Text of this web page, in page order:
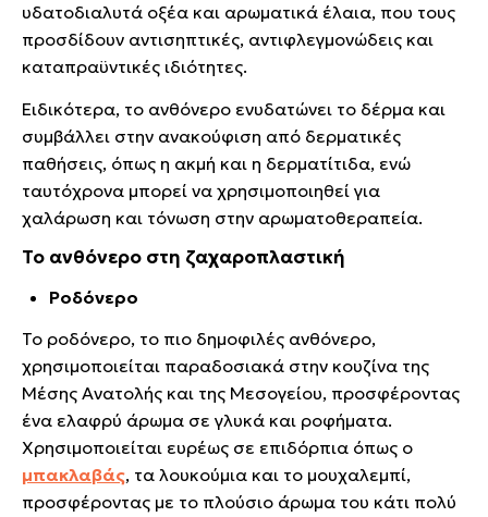
υδατοδιαλυτά οξέα και αρωματικά έλαια, που τους
προσδίδουν αντισηπτικές, αντιφλεγμονώδεις και
καταπραϋντικές ιδιότητες.
Ειδικότερα, το ανθόνερο ενυδατώνει το δέρμα και
συμβάλλει στην ανακούφιση από δερματικές
παθήσεις, όπως η ακμή και η δερματίτιδα, ενώ
ταυτόχρονα μπορεί να χρησιμοποιηθεί για
χαλάρωση και τόνωση στην αρωματοθεραπεία.
Το ανθόνερο στη ζαχαροπλαστική
Ροδόνερο
Το ροδόνερο, το πιο δημοφιλές ανθόνερο,
χρησιμοποιείται παραδοσιακά στην κουζίνα της
Μέσης Ανατολής και της Μεσογείου, προσφέροντας
ένα ελαφρύ άρωμα σε γλυκά και ροφήματα.
Χρησιμοποιείται ευρέως σε επιδόρπια όπως ο
μπακλαβάς, τα λουκούμια και το μουχαλεμπί,
προσφέροντας με το πλούσιο άρωμα του κάτι πολύ